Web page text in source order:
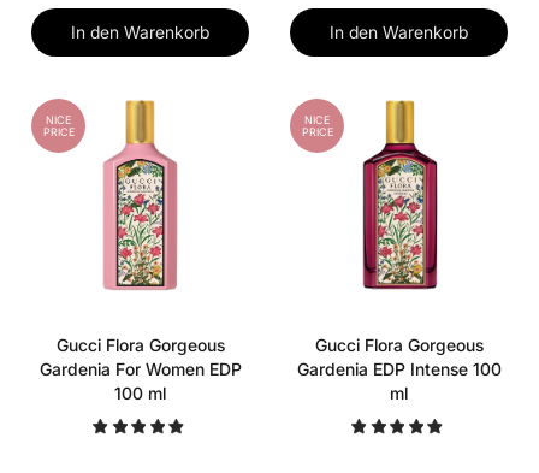
In den Warenkorb In den Warenkorb
NICE
PRICE
Gucci Flora Gorgeous
Gardenia For Women EDP
100 ml
NICE
PRICE
Gucci Flora Gorgeous
Gardenia EDP Intense 100
ml